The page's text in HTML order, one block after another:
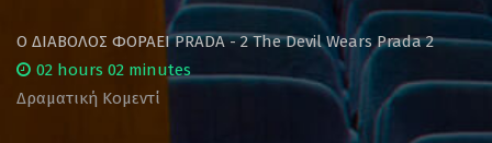
Ο ΔΙΑΒΟΛΟΣ ΦΟΡΑΕΙ PRADA - 2 The Devil Wears Prada 2
02 hours 02 minutes
Δραματική Κομεντί